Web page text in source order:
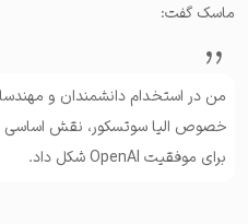
ماسک گفت:
من در استخدام دانشمندان و
خصوص الیا سوتسکور، نقش اساسی
برای موفقیت OpenAI شکل داد.